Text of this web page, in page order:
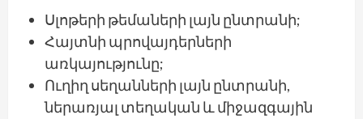
Սլոթերի թեմաների լայն ընտրանի;
Հայտնի պրովայդերների
առկայությունը;
Ուղիղ սեղանների լայն ընտրանի,
ներառյալ տեղական և միջազգային